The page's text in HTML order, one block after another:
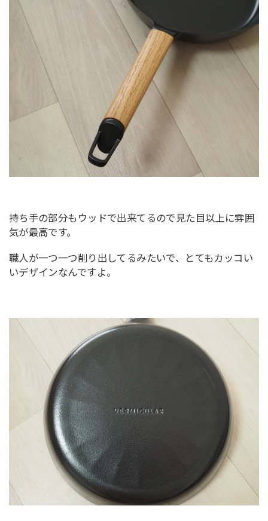
持ち手の部分もウッドで出来てるので見た目以上に雰囲
気が最高です。
職人が一つ一つ削り出してるみたいで、とてもカッコい
いデザインなんですよ。